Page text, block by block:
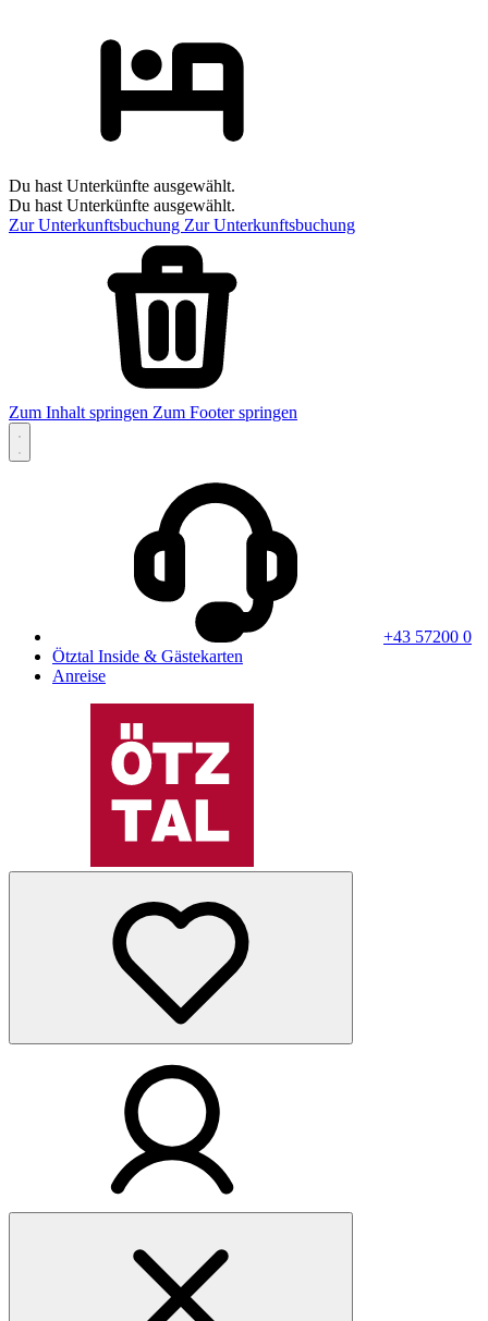
Du hast Unterkünfte ausgewählt.
Du hast Unterkünfte ausgewählt.
Zur Unterkunftsbuchung Zur Unterkunftsbuchung
Zum Inhalt springen Zum Footer springen
+43 57200 0
Ötztal Inside & Gästekarten
Anreise